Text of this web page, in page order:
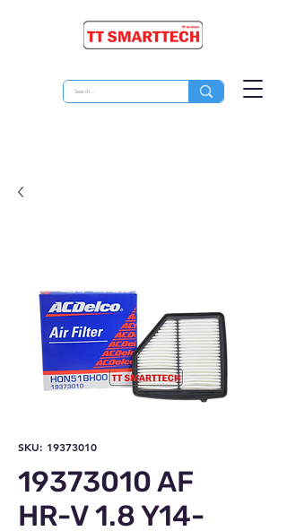
SKU: 19373010
19373010 AF
HR-V 1.8 Y14-